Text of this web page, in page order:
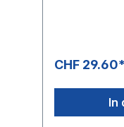
praktischen
3'150 Stück =
CHF 29.60*
In